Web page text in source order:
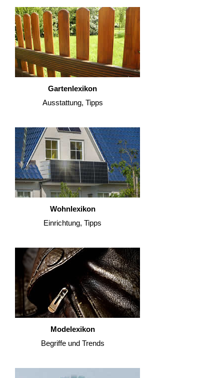
Gartenlexikon
Ausstattung, Tipps
Wohnlexikon
Einrichtung, Tipps
Modelexikon
Begriffe und Trends